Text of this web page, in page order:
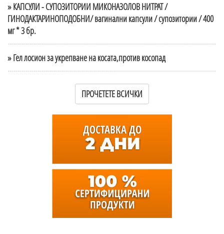
» КАПСУЛИ - СУПОЗИТОРИИ МИКОНАЗОЛОВ НИТРАТ /
ГИНОДАКТАРИНОПОДОБНИ/ вагинални капсули / супозитории / 400
мг * 3 бр.
» Гел лосион за укрепване на косата,против косопад
ПРОЧЕТЕТЕ ВСИЧКИ